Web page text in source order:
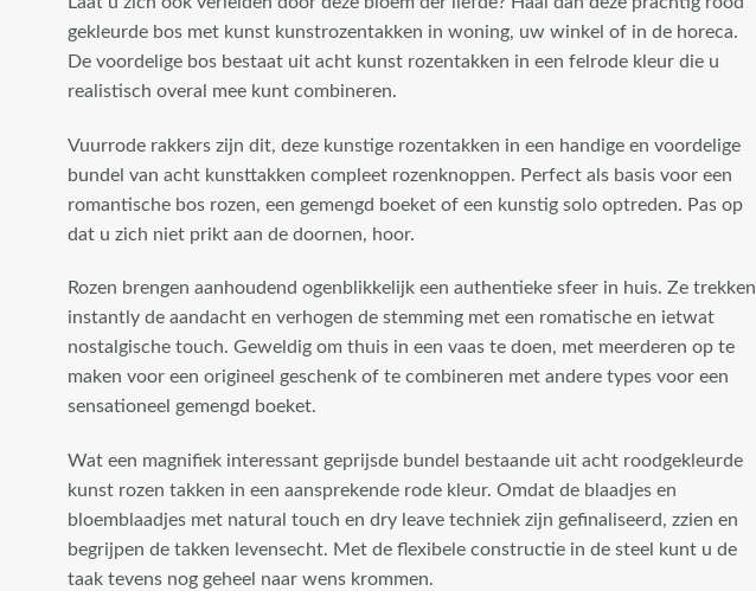
gekleurde bos met kunst kunstrozentakken in woning, uw winkel of in de horeca.
De voordelige bos bestaat uit acht kunst rozentakken in een felrode kleur die u
realistisch overal mee kunt combineren.
Vuurrode rakkers zijn dit, deze kunstige rozentakken in een handige en voordelige
bundel van acht kunsttakken compleet rozenknoppen. Perfect als basis voor een
romantische bos rozen, een gemengd boeket of een kunstig solo optreden. Pas op
dat u zich niet prikt aan de doornen, hoor.
Rozen brengen aanhoudend ogenblikkelijk een authentieke sfeer in huis. Ze trekken
instantly de aandacht en verhogen de stemming met een romatische en ietwat
nostalgische touch. Geweldig om thuis in een vaas te doen, met meerderen op te
maken voor een origineel geschenk of te combineren met andere types voor een
sensationeel gemengd boeket.
Wat een magnifiek interessant geprijsde bundel bestaande uit acht roodgekleurde
kunst rozen takken in een aansprekende rode kleur. Omdat de blaadjes en
bloemblaadjes met natural touch en dry leave techniek zijn gefinaliseerd, zzien en
begrijpen de takken levensecht. Met de flexibele constructie in de steel kunt u de
taak tevens nog geheel naar wens krommen.